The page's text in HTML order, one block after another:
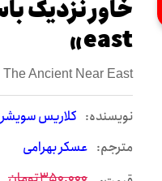
east»
The Ancient Near East
نويسنده: کلاریس سویشر
مترجم: عسکر بهرامی